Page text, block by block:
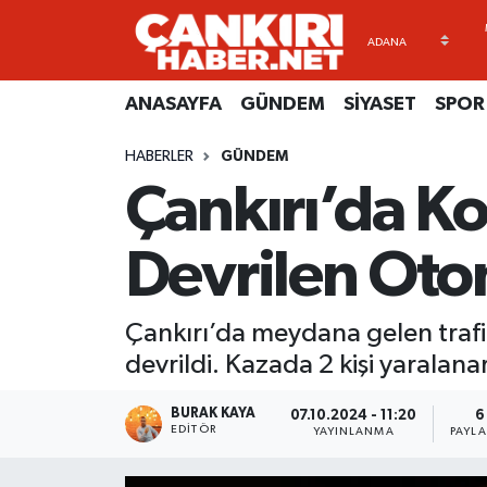
ANASAYFA GÜNDEM SİYASET SPOR
HABERLER GÜNDEM
Çankırı’da
Devrilen
Çankırı’da meydana gelen
devrildi. Kazada 2 kişi
BURAK KAYA
EDITÖR
07.10.2024 - 11:20
YAYINLANMA
6
ANASAYFA
SİYASET
RESMİ İLANLAR
Künye
Gizlilik Sözleşmesi
BİYOGRAFİLER
GÜNDEM
Merkez Hava Durumu
Süper Lig Puan Durumu ve Fikstür
Tüm Manşetler
Haber Arşivi